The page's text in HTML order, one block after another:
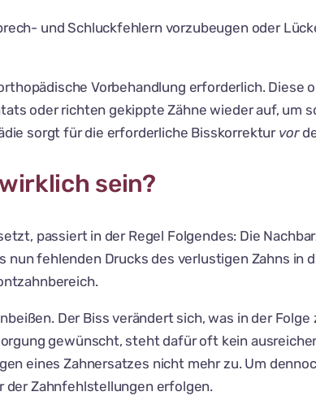
und Schluckfehlern vorzubeugen oder
Vorbehandlung erforderlich. Diese
oder richten gekippte Zähne wieder auf, um
sorgt für die erforderliche Bisskorrektur vor
sein?
passiert in der Regel Folgendes: Die
fehlenden Drucks des verlustigen Zahns in
Der Biss verändert sich, was in der
gewünscht, steht dafür oft kein
eines Zahnersatzes nicht mehr zu. Um
der Zahnfehlstellungen erfolgen.